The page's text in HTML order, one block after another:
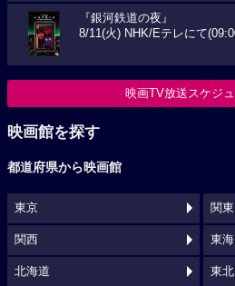
『銀河鉄道の夜』
8/11(火) NHK/Eテレにて
映画TV放送スケジ
映画館を探す
都道府県から映画館
東京 関東
関西 東海
北海道 東北